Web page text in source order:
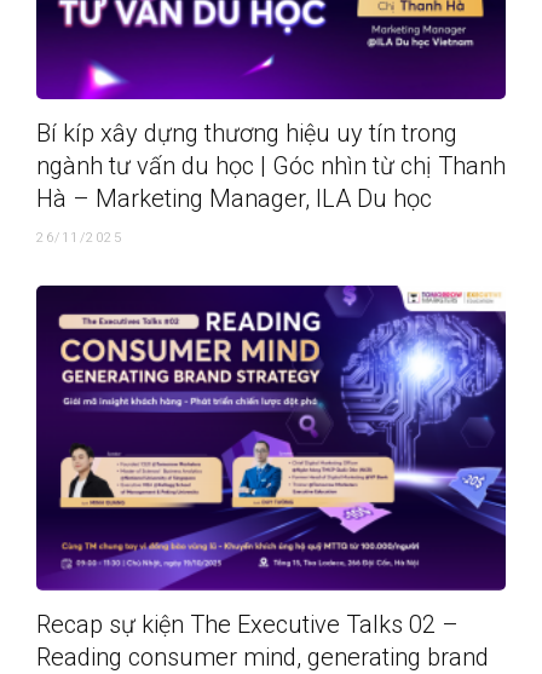
Bí kíp xây dựng thương hiệu uy tín trong
ngành tư vấn du học | Góc nhìn từ chị Thanh
Hà – Marketing Manager, ILA Du học
26/11/2025
Recap sự kiện The Executive Talks 02 –
Reading consumer mind, generating brand